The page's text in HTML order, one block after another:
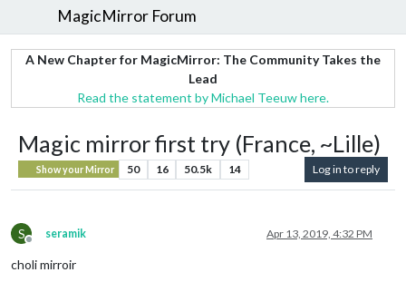
MagicMirror Forum
A New Chapter for MagicMirror: The Community Takes the
Lead
Read the statement by Michael Teeuw here.
Magic mirror first try (France, ~Lille)
Show your Mirror 50 16 50.5k 14 Log in to reply
S
Offline
seramik Apr 13, 2019, 4:32 PM
choli mirroir